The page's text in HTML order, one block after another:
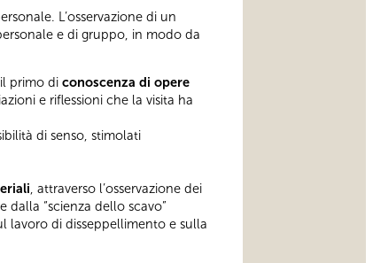
L’osservazione di un
e di gruppo, in modo da
primo di conoscenza di opere
e riflessioni che la visita ha
di senso, stimolati
, attraverso l’osservazione dei
“scienza dello scavo”
lavoro di disseppellimento e sulla